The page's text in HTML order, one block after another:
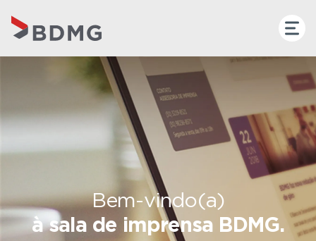
Bem-vindo(a)
à sala de imprensa BDMG.